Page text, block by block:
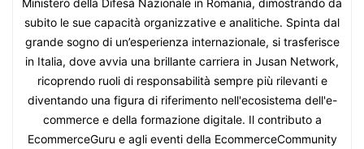
Ministero della Difesa Nazionale in Romania, dimostrando da
subito le sue capacità organizzative e analitiche. Spinta dal
grande sogno di un’esperienza internazionale, si trasferisce
in Italia, dove avvia una brillante carriera in Jusan Network,
ricoprendo ruoli di responsabilità sempre più rilevanti e
diventando una figura di riferimento nell'ecosistema dell'e-
commerce e della formazione digitale. Il contributo a
EcommerceGuru e agli eventi della EcommerceCommunity